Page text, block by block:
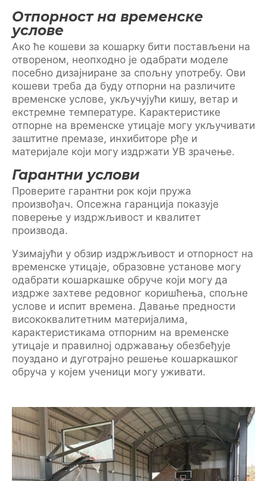
Отпорност на временске
услове
Ако ће кошеви за кошарку бити постављени на
отвореном, неопходно је одабрати моделе
посебно дизајниране за спољну употребу. Ови
кошеви треба да буду отпорни на различите
временске услове, укључујући кишу, ветар и
екстремне температуре. Карактеристике
отпорне на временске утицаје могу укључивати
заштитне премазе, инхибиторе рђе и
материјале који могу издржати УВ зрачење.
Гарантни услови
Проверите гарантни рок који пружа
произвођач. Опсежна гаранција показује
поверење у издржљивост и квалитет
производа.
Узимајући у обзир издржљивост и отпорност на
временске утицаје, образовне установе могу
одабрати кошаркашке обруче који могу да
издрже захтеве редовног коришћења, спољне
услове и испит времена. Давање предности
висококвалитетним материјалима,
карактеристикама отпорним на временске
утицаје и правилној одржавању обезбеђује
поуздано и дуготрајно решење кошаркашког
обруча у којем ученици могу уживати.